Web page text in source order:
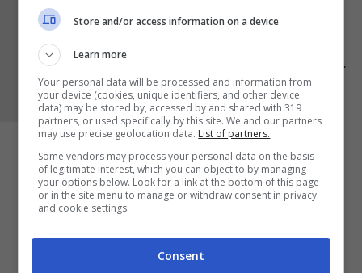
Store and/or access information on a device
Learn more
Your personal data will be processed and information from
your device (cookies, unique identifiers, and other device
data) may be stored by, accessed by and shared with 319
partners, or used specifically by this site. We and our partners
may use precise geolocation data. List of partners.
Some vendors may process your personal data on the basis
of legitimate interest, which you can object to by managing
your options below. Look for a link at the bottom of this page
or in the site menu to manage or withdraw consent in privacy
and cookie settings.
Consent